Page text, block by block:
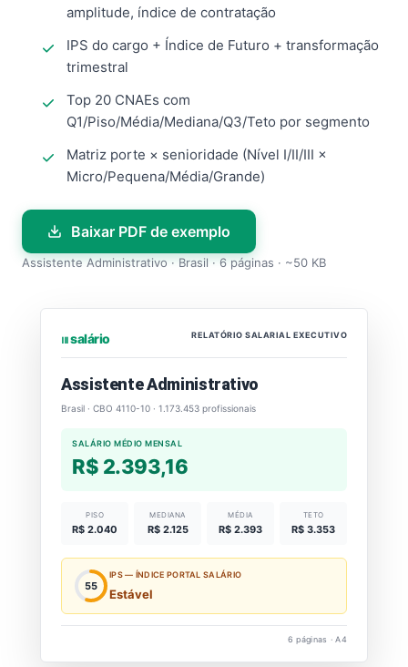
amplitude, índice de contratação
IPS do cargo + Índice de Futuro + transformação
trimestral
Top 20 CNAEs com
Q1/Piso/Média/Mediana/Q3/Teto por segmento
Matriz porte × senioridade (Nível I/II/III ×
Micro/Pequena/Média/Grande)
Baixar PDF de exemplo
Assistente Administrativo · Brasil · 6 páginas · ~50 KB
⏐⏐⏐ salário RELATÓRIO SALARIAL EXECUTIVO
Assistente Administrativo
Brasil · CBO 4110-10 · 1.173.453 profissionais
SALÁRIO MÉDIO MENSAL
R$ 2.393,16
PISO
R$ 2.040
MEDIANA
R$ 2.125
MÉDIA
R$ 2.393
TETO
R$ 3.353
55
IPS — ÍNDICE PORTAL SALÁRIO
Estável
6 páginas · A4